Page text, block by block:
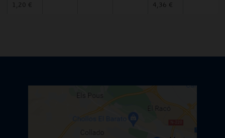
1,20 €
4,36 €